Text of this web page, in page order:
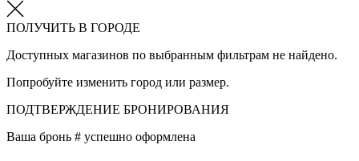
ПОЛУЧИТЬ В ГОРОДЕ
Доступных магазинов по выбранным фильтрам не найдено.
Попробуйте изменить город или размер.
ПОДТВЕРЖДЕНИЕ БРОНИРОВАНИЯ
Ваша бронь # успешно оформлена